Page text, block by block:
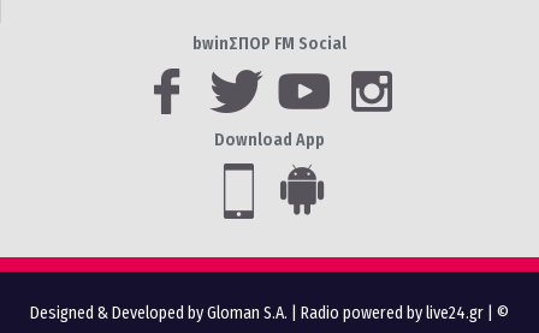
bwinΣΠΟΡ FM Social
Download App
Designed & Developed by Gloman S.A. Radio powered by live24.gr | ©